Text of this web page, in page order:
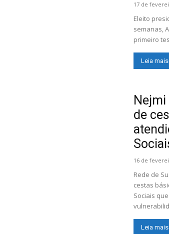
17 de
Eleito
semanas,
primeiro
Leia mais
de
16 de
Rede de
cestas
Sociais
Leia mais